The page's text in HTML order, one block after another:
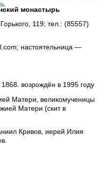
монастырь
119; тел.: (85557)
настоятельница —
возрождён в 1995 году
Матери, великомученицы
Матери (скит в
Кривов, иерей Илия